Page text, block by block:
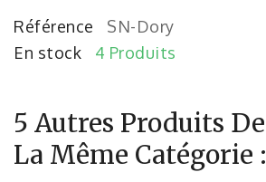
Référence
SN-Dory
En stock
4 Produits
5 Autres Produits De
La Même Catégorie :